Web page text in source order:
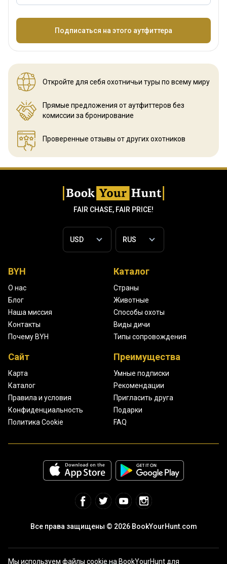
НазваниеПодписаться на этого аутфиттера
Откройте для себя охотничьи туры по всему миру
Прямые предложения от аутфиттеров без
комиссии за бронирование
Проверенные отзывы от других охотников
FAIR CHASE, FAIR PRICE!
BYH
О нас
Блог
Наша миссия
Контакты
Почему BYH
Каталог
Страны
Животные
Способы охоты
Виды дичи
Типы сопровождения
Сайт
Карта
Каталог
Правила и условия
Конфиденциальность
Политика Cookie
Преимущества
Умные подписки
Рекомендации
Пригласить друга
Подарки
FAQ
Все права защищены © 2026 BookYourHunt.com
Мы используем файлы cookie на BookYourHunt для